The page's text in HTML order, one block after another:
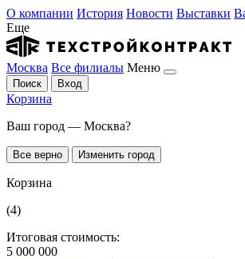
О компании История Новости Выставки
Еще
Москва Все филиалы Меню
Поиск Вход
Корзина
Ваш город — Москва?
Все верно Изменить город
Корзина
(4)
Итоговая стоимость:
5 000 000